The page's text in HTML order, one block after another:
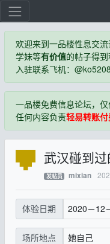
欢迎来到一品楼性息交
学妹等有价值的帖子得
入驻联系飞机：
一品楼免费信息论坛，
任何内容负责轻易转账
武汉碰到
发帖员 mixian
体验日期 2020－12
场所地点 她自己